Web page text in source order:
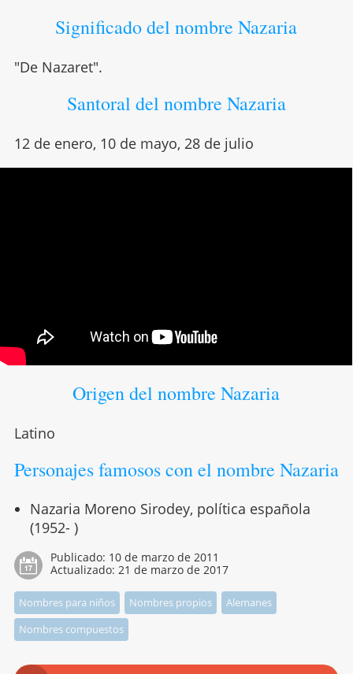
Significado del nombre Nazaria
"De Nazaret".
Santoral del nombre Nazaria
12 de enero, 10 de mayo, 28 de julio
Origen del nombre Nazaria
Latino
Personajes famosos con el nombre Nazaria
Nazaria Moreno Sirodey, política española
(1952- )
Publicado: 10 de marzo de 2011
Actualizado: 21 de marzo de 2017
Nombres para niños Nombres propios
Alemanes
Nombres compuestos